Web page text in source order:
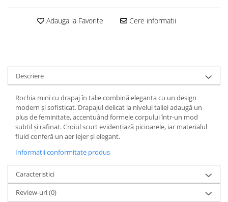
Adauga la Favorite Cere informatii
Descriere
Rochia mini cu drapaj în talie combină eleganța cu un design
modern și sofisticat. Drapajul delicat la nivelul taliei adaugă un
plus de feminitate, accentuând formele corpului într-un mod
subtil și rafinat. Croiul scurt evidențiază picioarele, iar materialul
fluid conferă un aer lejer și elegant.
Informatii conformitate produs
Caracteristici
Review-uri(0)